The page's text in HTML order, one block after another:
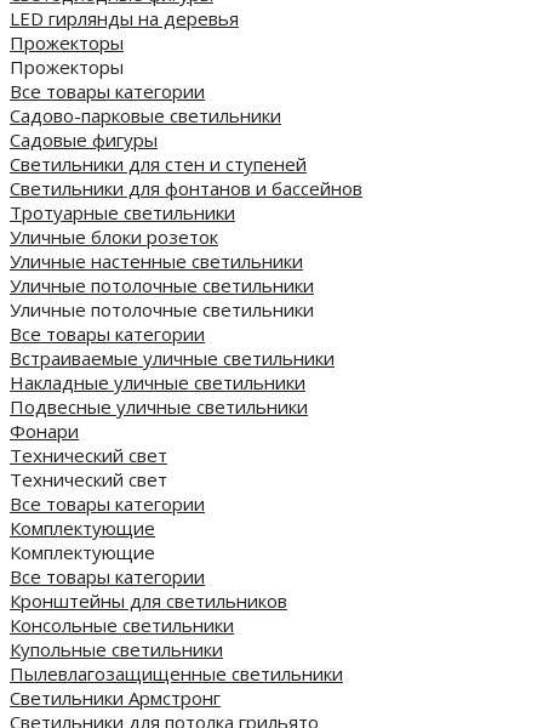
LED гирлянды на деревья
Прожекторы
Прожекторы
Все товары категории
Садово-парковые светильники
Садовые фигуры
Светильники для стен и ступеней
Светильники для фонтанов и бассейнов
Тротуарные светильники
Уличные блоки розеток
Уличные настенные светильники
Уличные потолочные светильники
Уличные потолочные светильники
Все товары категории
Встраиваемые уличные светильники
Накладные уличные светильники
Подвесные уличные светильники
Фонари
Технический свет
Технический свет
Все товары категории
Комплектующие
Комплектующие
Все товары категории
Кронштейны для светильников
Консольные светильники
Купольные светильники
Пылевлагозащищенные светильники
Светильники Армстронг
Светильники для потолка грильято